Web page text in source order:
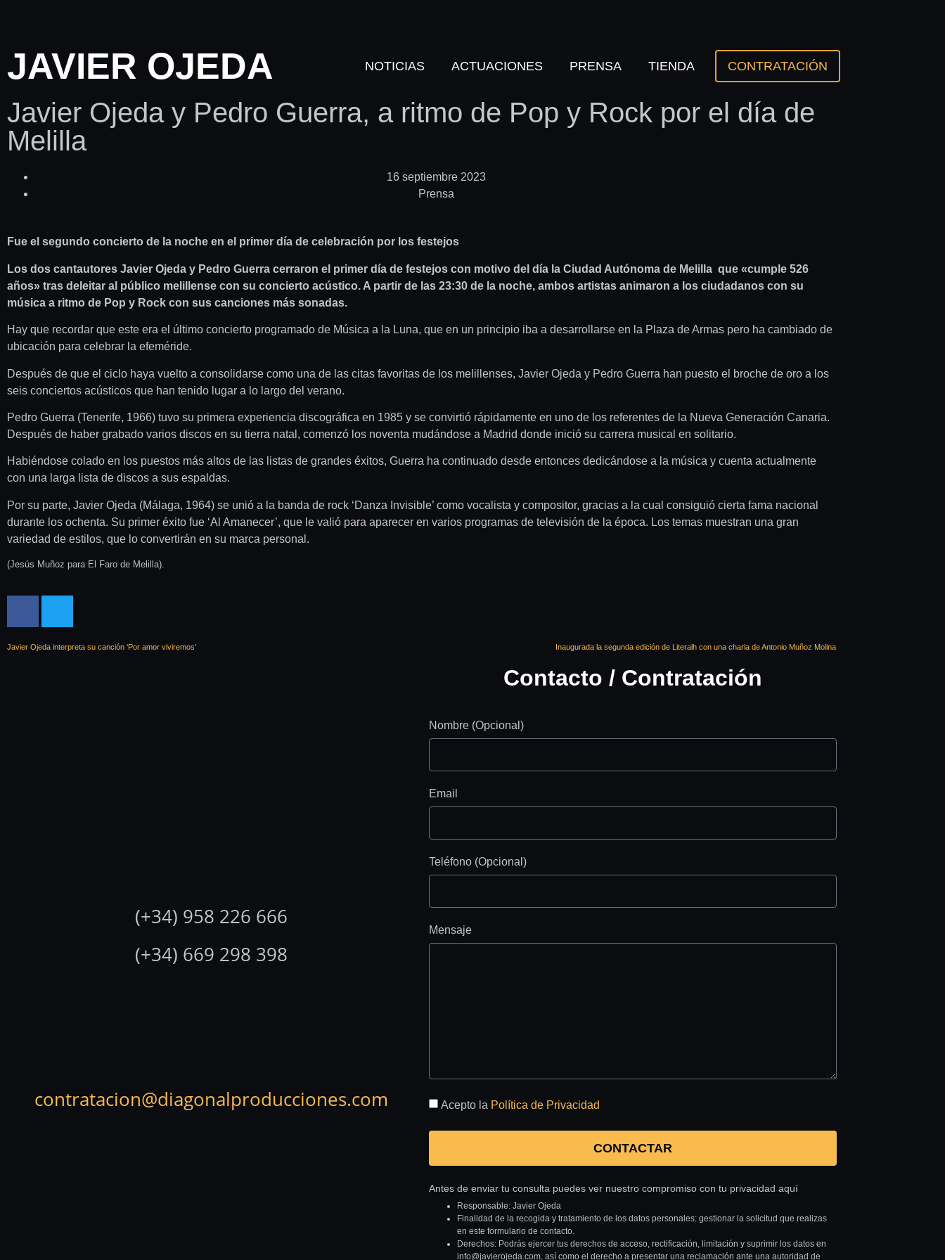
JAVIER OJEDA NOTICIAS ACTUACIONES PRENSA TIENDA CONTRATACIÓN
Javier Ojeda y Pedro Guerra, a ritmo de Pop y Rock por el día de
Melilla
16 septiembre 2023
Prensa
Fue el segundo concierto de la noche en el primer día de celebración por los festejos
Los dos cantautores Javier Ojeda y Pedro Guerra cerraron el primer día de festejos con motivo del día la Ciudad Autónoma de Melilla que «cumple 526
años» tras deleitar al público melillense con su concierto acústico. A partir de las 23:30 de la noche, ambos artistas animaron a los ciudadanos con su
música a ritmo de Pop y Rock con sus canciones más sonadas.
Hay que recordar que este era el último concierto programado de Música a la Luna, que en un principio iba a desarrollarse en la Plaza de Armas pero ha cambiado de
ubicación para celebrar la efeméride.
Después de que el ciclo haya vuelto a consolidarse como una de las citas favoritas de los melillenses, Javier Ojeda y Pedro Guerra han puesto el broche de oro a los
seis conciertos acústicos que han tenido lugar a lo largo del verano.
Pedro Guerra (Tenerife, 1966) tuvo su primera experiencia discográfica en 1985 y se convirtió rápidamente en uno de los referentes de la Nueva Generación Canaria.
Después de haber grabado varios discos en su tierra natal, comenzó los noventa mudándose a Madrid donde inició su carrera musical en solitario.
Habiéndose colado en los puestos más altos de las listas de grandes éxitos, Guerra ha continuado desde entonces dedicándose a la música y cuenta actualmente
con una larga lista de discos a sus espaldas.
Por su parte, Javier Ojeda (Málaga, 1964) se unió a la banda de rock ‘Danza Invisible’ como vocalista y compositor, gracias a la cual consiguió cierta fama nacional
durante los ochenta. Su primer éxito fue ‘Al Amanecer’, que le valió para aparecer en varios programas de televisión de la época. Los temas muestran una gran
variedad de estilos, que lo convertirán en su marca personal.
(Jesús Muñoz para El Faro de Melilla).
Javier Ojeda interpreta su canción ‘Por amor viviremos’ Inaugurada la segunda edición de Literalh con una charla de Antonio Muñoz Molina
(+34) 958 226 666
(+34) 669 298 398
contratacion@diagonalproducciones.com
Contacto / Contratación
Nombre (Opcional)
Email
Teléfono (Opcional)
Mensaje
Acepto la Política de Privacidad
CONTACTAR
Antes de enviar tu consulta puedes ver nuestro compromiso con tu privacidad aquí
Responsable: Javier Ojeda
Finalidad de la recogida y tratamiento de los datos personales: gestionar la solicitud que realizas
en este formulario de contacto.
Derechos: Podrás ejercer tus derechos de acceso, rectificación, limitación y suprimir los datos en
info@javierojeda.com, así como el derecho a presentar una reclamación ante una autoridad de